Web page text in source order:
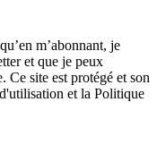
m’abonnant, je
et que je peux
Ce site est protégé et son
et la Politique